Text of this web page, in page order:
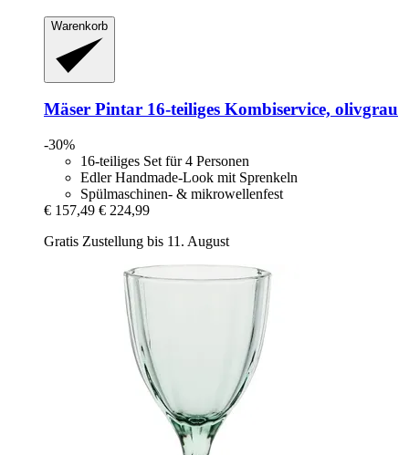
Warenkorb
Mäser Pintar 16-​teiliges Kombiservice, olivgrau
-30%
16-teiliges Set für 4 Personen
Edler Handmade-Look mit Sprenkeln
Spülmaschinen- & mikrowellenfest
€ 157,49 € 224,99
Gratis Zustellung bis 11. August